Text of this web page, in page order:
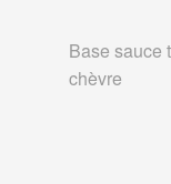
Base sauce
chèvre